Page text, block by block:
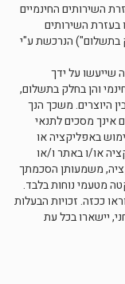
השירותים החינמיים
בעזרת השירותים
בתשלום") הנרכשת ע"י
שייעשו על ידך
והן בחלק בתשלום,
היוצרים. משכך הנך
אינך מסכים לתנאי
באפליקציה או
או/ו באתר ו/או
משמעותן הסכמתך
מטעמי נוחות בלבד.
ככזה. זכויות הבעלות
יישארו בכל עת